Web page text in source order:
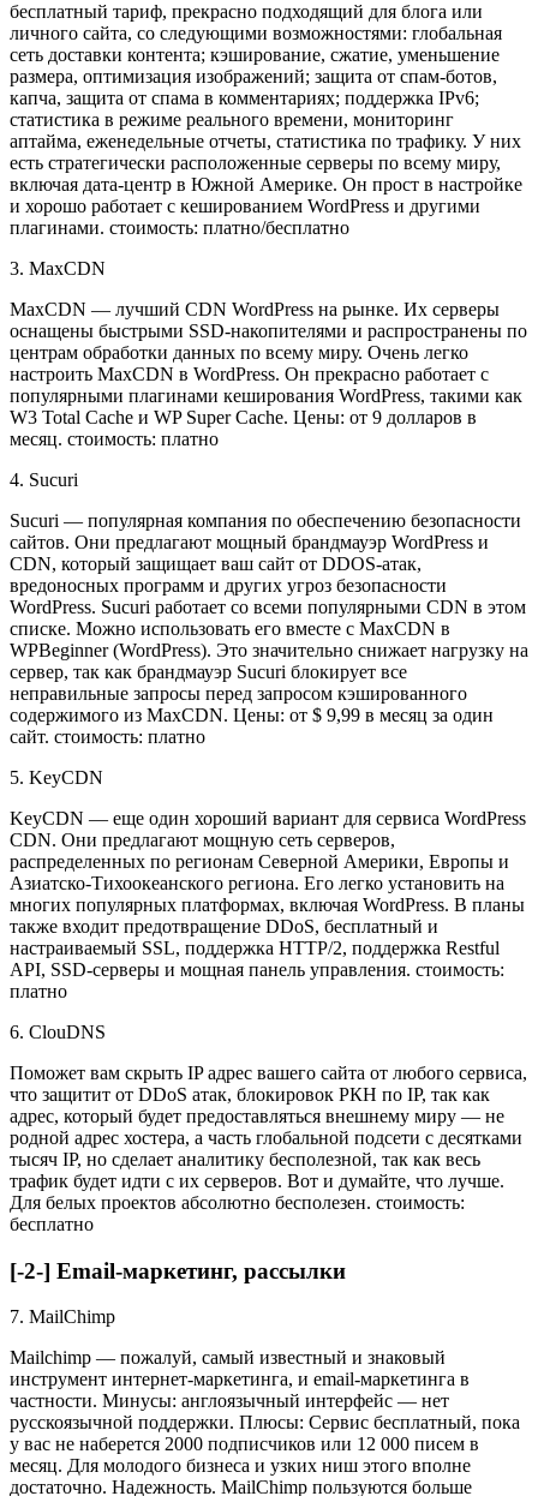
бесплатный тариф, прекрасно подходящий для блога или
личного сайта, со следующими возможностями: глобальная
сеть доставки контента; кэширование, сжатие, уменьшение
размера, оптимизация изображений; защита от спам-ботов,
капча, защита от спама в комментариях; поддержка IPv6;
статистика в режиме реального времени, мониторинг
аптайма, еженедельные отчеты, статистика по трафику. У них
есть стратегически расположенные серверы по всему миру,
включая дата-центр в Южной Америке. Он прост в настройке
и хорошо работает с кешированием WordPress и другими
плагинами. стоимость: платно/бесплатно
3. MaxCDN
MaxCDN — лучший CDN WordPress на рынке. Их серверы
оснащены быстрыми SSD-накопителями и распространены по
центрам обработки данных по всему миру. Очень легко
настроить MaxCDN в WordPress. Он прекрасно работает с
популярными плагинами кеширования WordPress, такими как
W3 Total Cache и WP Super Cache. Цены: от 9 долларов в
месяц. стоимость: платно
4. Sucuri
Sucuri — популярная компания по обеспечению безопасности
сайтов. Они предлагают мощный брандмауэр WordPress и
CDN, который защищает ваш сайт от DDOS-атак,
вредоносных программ и других угроз безопасности
WordPress. Sucuri работает со всеми популярными CDN в этом
списке. Можно использовать его вместе с MaxCDN в
WPBeginner (WordPress). Это значительно снижает нагрузку на
сервер, так как брандмауэр Sucuri блокирует все
неправильные запросы перед запросом кэшированного
содержимого из MaxCDN. Цены: от $ 9,99 в месяц за один
сайт. стоимость: платно
5. KeyCDN
KeyCDN — еще один хороший вариант для сервиса WordPress
CDN. Они предлагают мощную сеть серверов,
распределенных по регионам Северной Америки, Европы и
Азиатско-Тихоокеанского региона. Его легко установить на
многих популярных платформах, включая WordPress. В планы
также входит предотвращение DDoS, бесплатный и
настраиваемый SSL, поддержка HTTP/2, поддержка Restful
API, SSD-серверы и мощная панель управления. стоимость:
платно
6. ClouDNS
Поможет вам скрыть IP адрес вашего сайта от любого сервиса,
что защитит от DDoS атак, блокировок РКН по IP, так как
адрес, который будет предоставляться внешнему миру — не
родной адрес хостера, а часть глобальной подсети с десятками
тысяч IP, но сделает аналитику бесполезной, так как весь
трафик будет идти с их серверов. Вот и думайте, что лучше.
Для белых проектов абсолютно бесполезен. стоимость:
бесплатно
[-2-] Email-маркетинг, рассылки
7. MailChimp
Mailchimp — пожалуй, самый известный и знаковый
инструмент интернет-маркетинга, и email-маркетинга в
частности. Минусы: англоязычный интерфейс — нет
русскоязычной поддержки. Плюсы: Сервис бесплатный, пока
у вас не наберется 2000 подписчиков или 12 000 писем в
месяц. Для молодого бизнеса и узких ниш этого вполне
достаточно. Надежность. MailChimp пользуются больше